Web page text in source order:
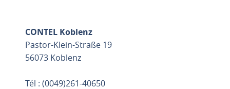
CONTEL Koblenz
Pastor-Klein-Straße 19
56073 Koblenz
Tél : (0049)261-40650